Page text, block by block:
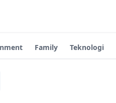
Family Teknologi